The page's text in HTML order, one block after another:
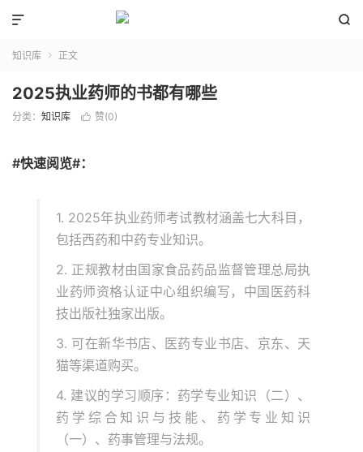


知识库  正文
2025执业药师的书都有哪些
分类： 知识库  赞(0)
#快速阅览#：
1. 2025年执业药师考试教材涵盖七大科目，
包括西药和中药专业知识。
2. 正规教材由国家食品药品监督管理总局执
业药师资格认证中心组织编写，中国医药科
技出版社独家出版。
3. 可在新华书店、医药专业书店、京东、天
猫等渠道购买。
4. 建议的学习顺序：药学专业知识（二）、
药学综合知识与技能、药学专业知识
（一）、药事管理与法规。